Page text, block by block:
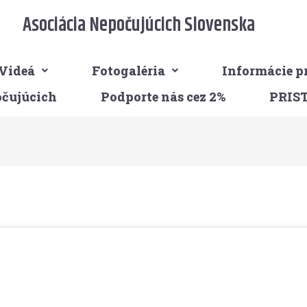
Asociácia Nepočujúcich Slovenska
Fotogaléria Informácie
Podporte nás cez 2%